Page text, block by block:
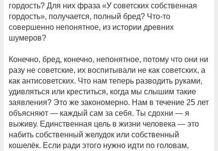
гордость? Для них фраза «У советских собственная
гордость», получается, полный бред? Что-то
совершенно непонятное, из истории древних
шумеров?
Конечно, бред, конечно, непонятное, потому что они ни
разу не советские, их воспитывали не как советских, а
как антисоветских. Что нам теперь разводить руками,
удивляться или креститься, когда мы слышим такие
заявления? Это же закономерно. Нам в течение 25 лет
объясняют — каждый сам за себя. Ты сдохни — я
выживу. Единственная цель в жизни человека — это
набить собственный желудок или собственный
кошелёк. Если ради этого нужно идти по головам,